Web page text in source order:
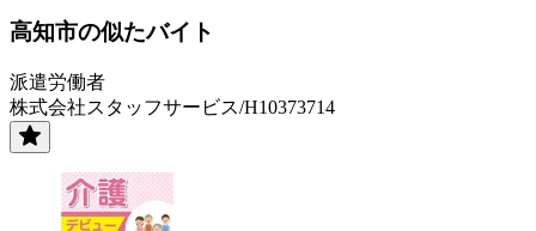
高知市の似たバイト
派遣労働者
株式会社スタッフサービス/H10373714